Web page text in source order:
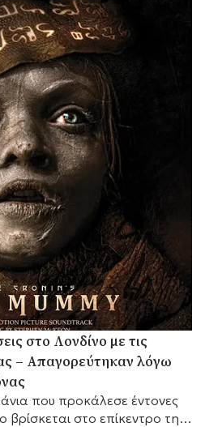
στο Λονδίνο με τις
– Απαγορεύτηκαν λόγω
που προκάλεσε έντονες
βρίσκεται στο επίκεντρο της